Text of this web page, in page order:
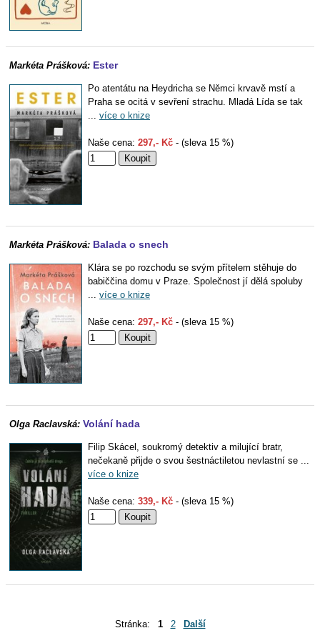
Markéta Prášková: Ester
Po atentátu na Heydricha se Němci krvavě mstí a
Praha se ocitá v sevření strachu. Mladá Lída se tak
... více o knize
Naše cena: 297,- Kč - (sleva 15 %)
Markéta Prášková: Balada o snech
Klára se po rozchodu se svým přítelem stěhuje do
babiččina domu v Praze. Společnost jí dělá spoluby
... více o knize
Naše cena: 297,- Kč - (sleva 15 %)
Olga Raclavská: Volání hada
Filip Skácel, soukromý detektiv a milující bratr,
nečekaně přijde o svou šestnáctiletou nevlastní se ...
více o knize
Naše cena: 339,- Kč - (sleva 15 %)
Stránka: 1 2 Další